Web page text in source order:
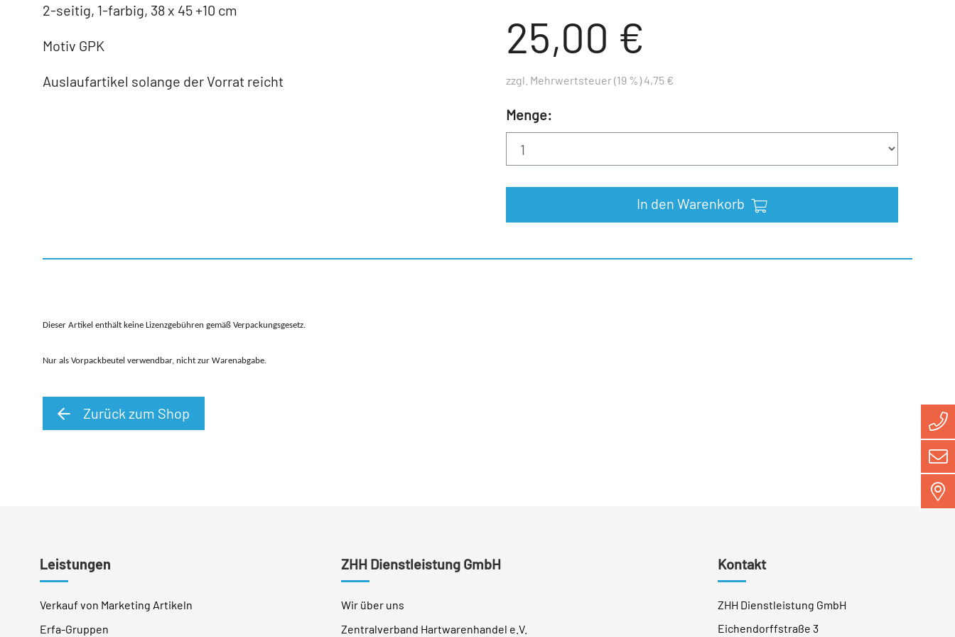
2-seitig, 1-farbig, 38 x 45 +10 cm
Motiv GPK
Auslaufartikel solange der Vorrat reicht
25,00 €
zzgl. Mehrwertsteuer (19 %) 4,75 €
Menge:
In den Warenkorb
Dieser Artikel enthält keine Lizenzgebühren gemäß Verpackungsgesetz.
Nur als Vorpackbeutel verwendbar, nicht zur Warenabgabe.
Zurück zum Shop
Leistungen
Verkauf von Marketing Artikeln
Erfa-Gruppen
ZHH Dienstleistung GmbH
Wir über uns
Zentralverband Hartwarenhandel e.V.
Kontakt
ZHH Dienstleistung GmbH
Eichendorffstraße 3